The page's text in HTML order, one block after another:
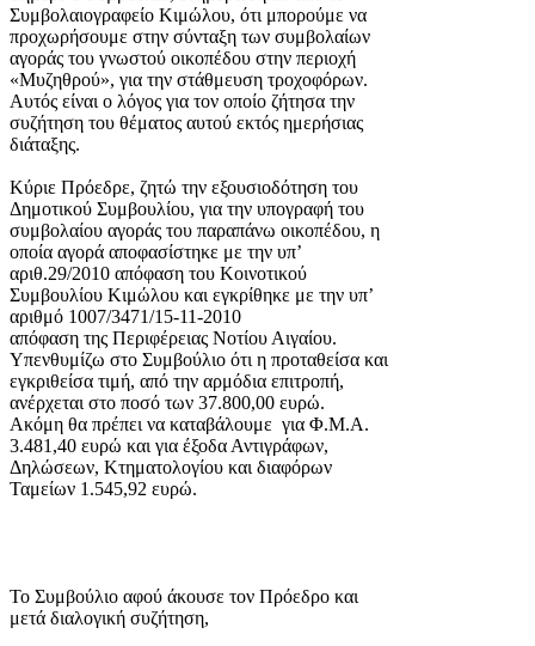
Συμβολαιογραφείο Κιμώλου, ότι μπορούμε να
προχωρήσουμε στην σύνταξη των συμβολαίων
αγοράς του γνωστού οικοπέδου στην περιοχή
«Μυζηθρού», για την στάθμευση τροχοφόρων.
Αυτός είναι ο λόγος για τον οποίο ζήτησα την
συζήτηση του θέματος αυτού εκτός ημερήσιας
διάταξης.
Κύριε Πρόεδρε, ζητώ την εξουσιοδότηση του
Δημοτικού Συμβουλίου, για την υπογραφή του
συμβολαίου αγοράς του παραπάνω οικοπέδου, η
οποία αγορά αποφασίστηκε με την υπ’
αριθ.29/2010 απόφαση του Κοινοτικού
Συμβουλίου Κιμώλου και εγκρίθηκε με την υπ’
αριθμό 1007/3471/15-11-2010
απόφαση της Περιφέρειας Νοτίου Αιγαίου.
Υπενθυμίζω στο Συμβούλιο ότι η προταθείσα και
εγκριθείσα τιμή, από την αρμόδια επιτροπή,
ανέρχεται στο ποσό των 37.800,00 ευρώ.
Ακόμη θα πρέπει να καταβάλουμε για Φ.Μ.Α.
3.481,40 ευρώ και για έξοδα Αντιγράφων,
Δηλώσεων, Κτηματολογίου και διαφόρων
Ταμείων 1.545,92 ευρώ.
Το Συμβούλιο αφού άκουσε τον Πρόεδρο και
μετά διαλογική συζήτηση,